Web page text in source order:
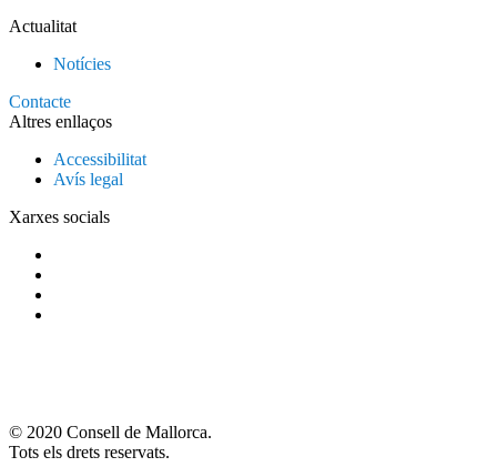
Actualitat
Notícies
Contacte
Altres enllaços
Accessibilitat
Avís legal
Xarxes socials
© 2020 Consell de Mallorca.
Tots els drets reservats.